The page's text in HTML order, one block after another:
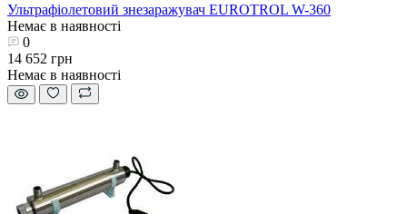
Ультрафіолетовий знезаражувач EUROTROL W-360
Немає в наявності
0
14 652 грн
Немає в наявності